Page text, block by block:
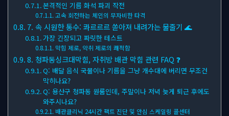
본격적인 기름 화석 파괴 작전
고속 회전하는 체인의 무자비한 타격
7. 속 시원한 통수: 콰르르르 쏟아져 내려가는 물줄기 🌊
가장 긴장되고 짜릿한 테스트
막힘 제로, 악취 제로의 쾌적함
8. 청파동싱크대막힘, 자취방 배관 막힘 관련 FAQ ❓
Q: 배달 음식 국물이나 기름을 그냥 개수대에 버리면 무조건
막히나요?
Q: 용산구 청파동 원룸인데, 주말이나 저녁 늦게 퇴근 후에도
와주시나요?
배관클리닉 24시간 팩트 진단 및 안심 스케일링 콜센터